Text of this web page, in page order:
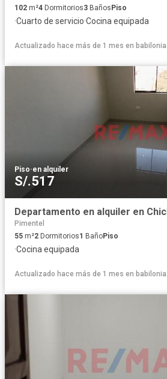
102 m²4 Dormitorios3 Baños Piso
·Cuarto de servicio·Cocina equipada
Actualizado hace más de 1 mes en babilonia
Piso·en alquiler
S/.517
Pimentel
55 m²2 Dormitorios1 BañoPiso
·Cocina equipada
Actualizado hace más de 1 mes en babilonia